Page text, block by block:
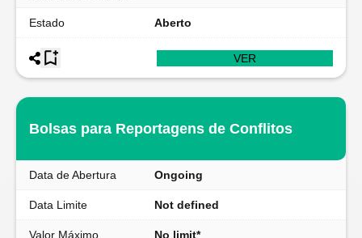
Estado Aberto
VER
Bolsas para Reportagens de Conflitos
Data de Abertura Ongoing
Data Limite Not defined
Valor Máximo No limit*